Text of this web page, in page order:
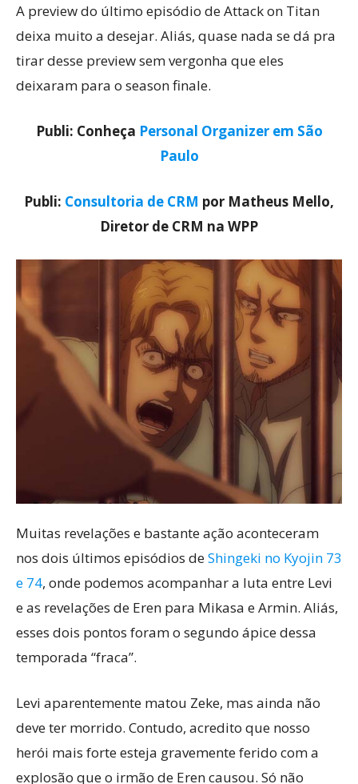
A preview do último episódio de Attack on Titan
deixa muito a desejar. Aliás, quase nada se dá pra
tirar desse preview sem vergonha que eles
deixaram para o season finale.
Publi: Conheça Personal Organizer em São
Paulo
Publi: Consultoria de CRM por Matheus Mello,
Diretor de CRM na WPP
Muitas revelações e bastante ação aconteceram
nos dois últimos episódios deShingeki no Kyojin 73
e 74, onde podemos acompanhar a luta entre Levi
e as revelações de Eren para Mikasa e Armin. Aliás,
esses dois pontos foram o segundo ápice dessa
temporada “fraca”.
Levi aparentemente matou Zeke, mas ainda não
deve ter morrido. Contudo, acredito que nosso
herói mais forte esteja gravemente ferido com a
explosão que o irmão de Eren causou. Só não